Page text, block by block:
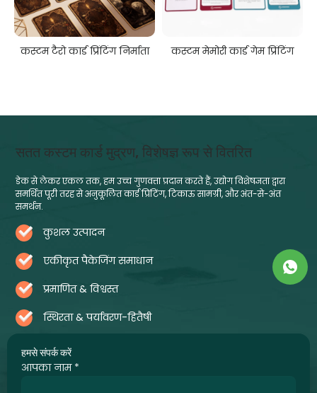
कस्टम टैरो कार्ड प्रिंटिंग निर्माता कस्टम मेमोरी कार्ड गेम प्रिंटिंग
हमसे संपर्क करें
आपका नाम *
सतत कस्टम कार्ड मुद्रण, विशेषज्ञ रूप से वितरित
डेक से लेकर एकल तक, हम उच्च गुणवत्ता प्रदान करते हैं, उद्योग विशेषज्ञता द्वारा
समर्थित पूरी तरह से अनुकूलित कार्ड प्रिंटिंग, टिकाऊ सामग्री, और अंत-से-अंत
समर्थन.
कुशल उत्पादन
एकीकृत पैकेजिंग समाधान
प्रमाणित & विश्वस्त
स्थिरता & पर्यावरण-हितैषी